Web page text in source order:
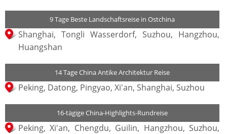
9 Tage Beste Landschaftsreise in Ostchina
Shanghai, Tongli Wasserdorf, Suzhou, Hangzhou,
Huangshan
14 Tage China Antike Architektur Reise
Peking, Datong, Pingyao, Xi'an, Shanghai, Suzhou
16-tägige China-Highlights-Rundreise
Peking, Xi'an, Chengdu, Guilin, Hangzhou, Suzhou,